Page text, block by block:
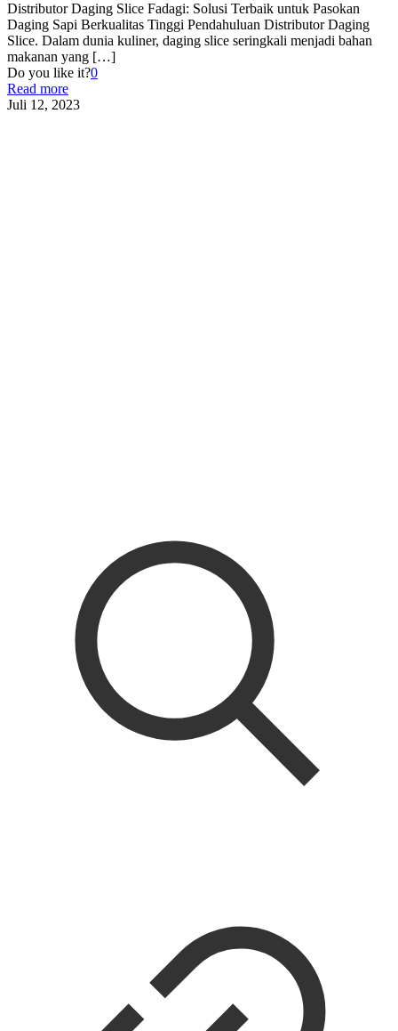
Distributor Daging Slice Fadagi: Solusi Terbaik untuk Pasokan
Daging Sapi Berkualitas Tinggi Pendahuluan Distributor Daging
Slice. Dalam dunia kuliner, daging slice seringkali menjadi bahan
makanan yang […]
Do you like it?0
Read more
Juli 12, 2023